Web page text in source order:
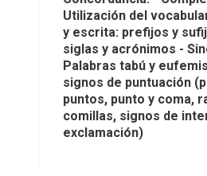
Utilización del
y escrita: prefijos y
siglas y acrónimos -
Palabras tabú y
signos de puntuación
puntos, punto y coma,
comillas, signos de
exclamación)